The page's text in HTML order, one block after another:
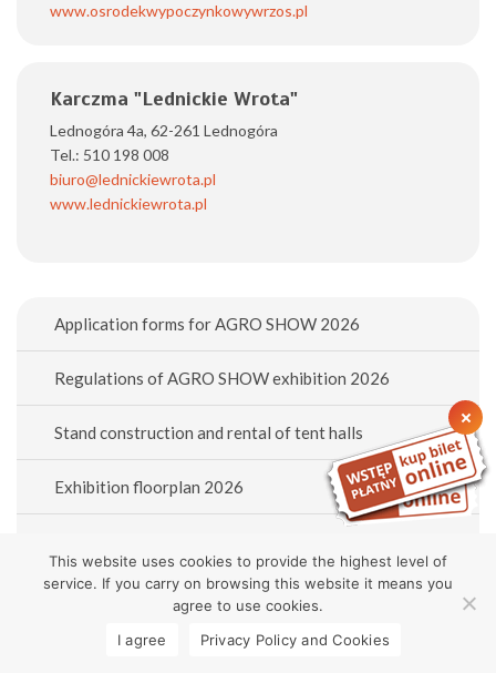
www.osrodekwypoczynkowywrzos.pl
Karczma "Lednickie Wrota"
Lednogóra 4a, 62-261 Lednogóra
Tel.: 510 198 008
biuro@lednickiewrota.pl
www.lednickiewrota.pl
Application forms for AGRO SHOW 2026
Regulations of AGRO SHOW exhibition 2026
Stand construction and rental of tent halls
Exhibition floorplan 2026
Organize the event
Exhibition catalog 2025
This website uses cookies to provide the highest level of
service. If you carry on browsing this website it means you
agree to use cookies.
I agree
Privacy Policy and Cookies